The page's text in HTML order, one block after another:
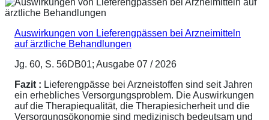
Auswirkungen von Lieferengpässen bei Arzneimitteln
auf ärztliche Behandlungen
Jg. 60, S. 56DB01; Ausgabe 07 / 2026
Fazit : Lieferengpässe bei Arzneistoffen sind seit Jahren
ein erhebliches Versorgungsproblem. Die Auswirkungen
auf die Therapiequalität, die Therapiesicherheit und die
Versorgungsökonomie sind medizinisch bedeutsam und